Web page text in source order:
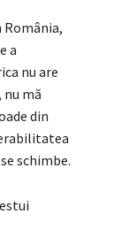
a
nu are
mă
din
schimbe.